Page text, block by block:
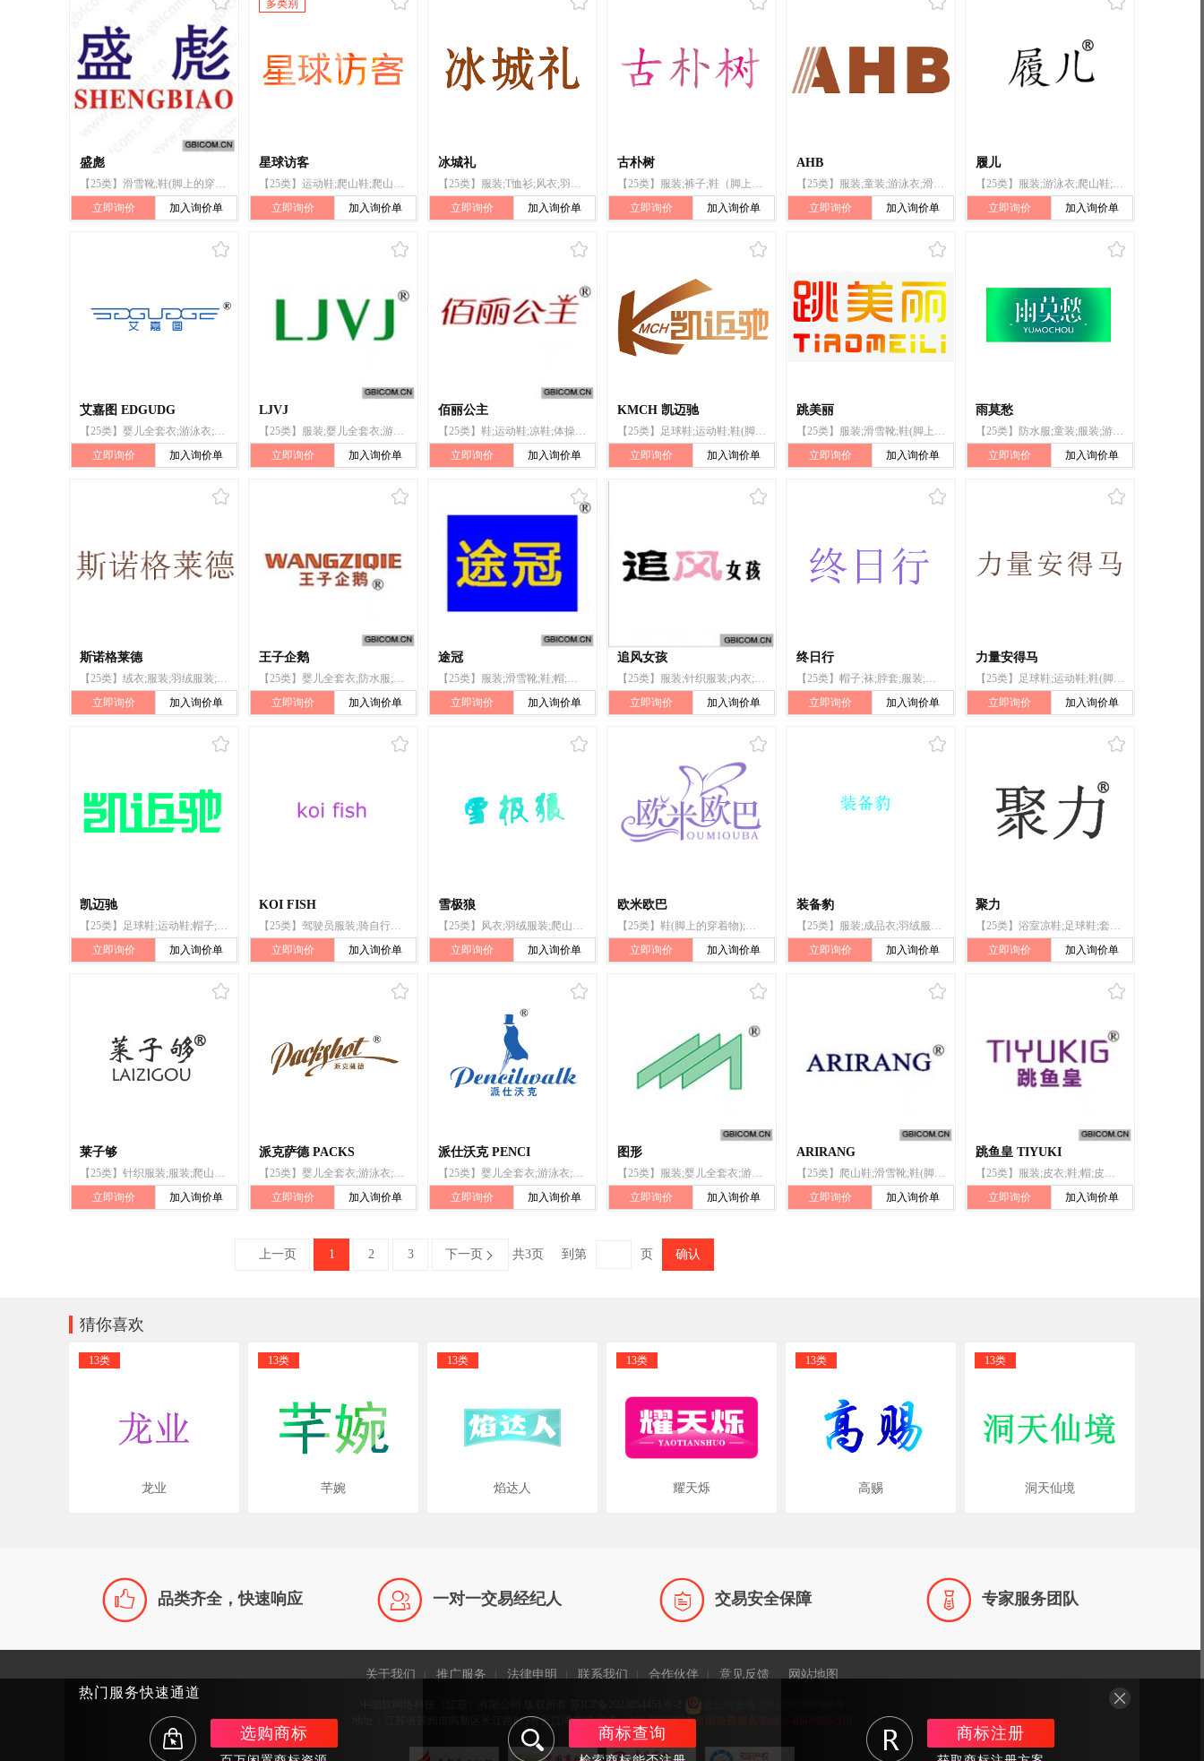
盛彪
【25类】滑雪靴;鞋(脚上的穿着物);运动鞋;帽子(头戴);袜;领带;裤带;手套(服装)
立即询价
加入询价单
多类别
星球访客
【25类】运动鞋;爬山鞋;爬山鞋（带金属钉）;登山靴;运动靴;登山鞋;滑雪靴
立即询价
加入询价单
冰城礼
【25类】服装;T恤衫;风衣;羽绒服装;滑雪靴;鞋;帽子;滑雪手套;围巾;裤子
立即询价
加入询价单
古朴树
【25类】服装;裤子;鞋（脚上的穿着物）;鞋底;鞋垫;鞋;靴;滑雪靴;袜;手套（服装）
立即询价
加入询价单
AHB
【25类】服装;童装;游泳衣;滑雪靴;鞋(脚上的穿着物);帽;袜;围巾;皮带(服饰用);婚纱
立即询价
加入询价单
履儿
【25类】服装;游泳衣;爬山鞋;靴;鞋（脚上的穿着物）;短靴;滑雪靴;系带靴子;鞋;套鞋
立即询价
加入询价单
艾嘉图 EDGUDG
【25类】婴儿全套衣;游泳衣;滑雪靴;鞋;帽;服装;袜;手套(服装);围巾;腰带
立即询价
加入询价单
LJVJ
【25类】服装;婴儿全套衣;游泳衣;滑雪靴;鞋;帽;袜;手套(服装);围巾;皮带(服饰用)
立即询价
加入询价单
佰丽公主
【25类】鞋;运动鞋;凉鞋;体操鞋;拖鞋;靴;鞋垫;滑雪靴;爬山鞋;鞋(脚上的穿着物)
立即询价
加入询价单
KMCH 凯迈驰
【25类】足球鞋;运动鞋;鞋(脚上的穿着物);帽子;滑雪靴;围巾;鞋;服装;运动衫;袜
立即询价
加入询价单
跳美丽
【25类】服装;滑雪靴;鞋(脚上的穿着物);靴;拖鞋;凉鞋;鞋;运动鞋;运动靴;帽
立即询价
加入询价单
雨莫愁
【25类】防水服;童装;服装;游泳衣;雨衣;雨鞋;草鞋;滑雪靴;帽;浴帽
立即询价
加入询价单
斯诺格莱德
【25类】绒衣;服装;羽绒服装;裤子;滑雪靴;帽;袜;滑雪手套;头巾;腰带
立即询价
加入询价单
王子企鹅
【25类】婴儿全套衣;防水服;舞衣;袜;鞋;婚纱;围巾;领带;滑雪靴
立即询价
加入询价单
途冠
【25类】服装;滑雪靴;鞋;帽;袜;手套(服装);围巾;皮带(服饰用);婴儿裤;游泳衣
立即询价
加入询价单
追风女孩
【25类】服装;针织服装;内衣;婴儿全套衣;游泳衣;滑雪靴;鞋;运动鞋;帽子;腰带
立即询价
加入询价单
终日行
【25类】帽子;袜;脖套;服装;骑自行车服装;手套（服装）;鞋;运动鞋;滑雪靴;运动衫
立即询价
加入询价单
力量安得马
【25类】足球鞋;运动鞋;鞋(脚上的穿着物);帽子;滑雪靴;围巾;服装;运动衫;袜
立即询价
加入询价单
凯迈驰
【25类】足球鞋;运动鞋;帽子;滑雪靴;围巾;鞋;服装;运动衫;鞋(脚上的穿着物);袜
立即询价
加入询价单
KOI FISH
【25类】驾驶员服装;骑自行车服装;服装;雨衣;靴;滑雪靴;雨鞋
立即询价
加入询价单
雪极狼
【25类】风衣;羽绒服装;爬山鞋;雨鞋;短靴;凉鞋;鞋;滑雪靴;鞋(脚上的穿着物);靴
立即询价
加入询价单
欧米欧巴
【25类】鞋(脚上的穿着物);鞋;帽子(头戴);靴;滑雪靴;系带靴子;袜;短袜;运动靴
立即询价
加入询价单
装备豹
【25类】服装;成品衣;羽绒服装;雪地服;鞋;运动鞋;滑雪靴;爬山鞋;袜;登山靴
立即询价
加入询价单
聚力
【25类】浴室凉鞋;足球鞋;套鞋;体操鞋;凉鞋;鞋后跟;鞋底;运动鞋;滑雪靴;短靴
立即询价
加入询价单
莱子够
【25类】针织服装;服装;爬山鞋;鞋;运动鞋;足球鞋;滑雪靴;靴;袜;领带
立即询价
加入询价单
派克萨德 PACKS
【25类】婴儿全套衣;游泳衣;滑雪靴;鞋;帽;服装;袜;手套(服装);围巾;腰带
立即询价
加入询价单
派仕沃克 PENCI
【25类】婴儿全套衣;游泳衣;滑雪靴;鞋;帽;服装;袜;手套(服装);围巾;腰带
立即询价
加入询价单
图形
【25类】服装;婴儿全套衣;游泳衣;鞋;帽;袜;防水服;围巾;皮带(服饰用);滑雪靴
立即询价
加入询价单
ARIRANG
【25类】爬山鞋;滑雪靴;鞋(脚上的穿着物);鞋底;鞋垫;腰带;皮带(服饰用);婚纱;浴帽
立即询价
加入询价单
跳鱼皇 TIYUKI
【25类】服装;皮衣;鞋;帽;皮带(服饰用);袜;手套(服装);围巾;游泳衣;滑雪靴
立即询价
加入询价单
上一页 1 2 3 下一页  共3页 到第 页 确认
猜你喜欢
13类
龙业
13类
芊婉
13类
焰达人
13类
耀天烁
13类
高赐
13类
洞天仙境
 品类齐全，快速响应  一对一交易经纪人  交易安全保障  专家服务团队
热门服务快速通道
选购商标 商标查询 商标注册
关于我们 推广服务 法律申明 联系我们 合作伙伴 意见反馈 网站地图
地址：江苏省苏州市高新区长江路815号长江湾广场 传真：010-58143981全国免费服务热线：400-9696-518